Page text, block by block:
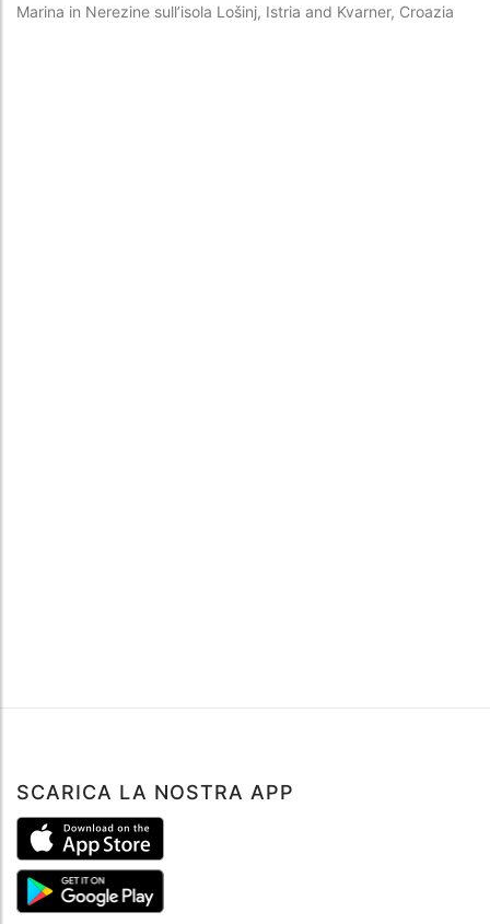
Marina in Nerezine sull’isola Lošinj, Istria and Kvarner, Croazia
SCARICA LA NOSTRA APP